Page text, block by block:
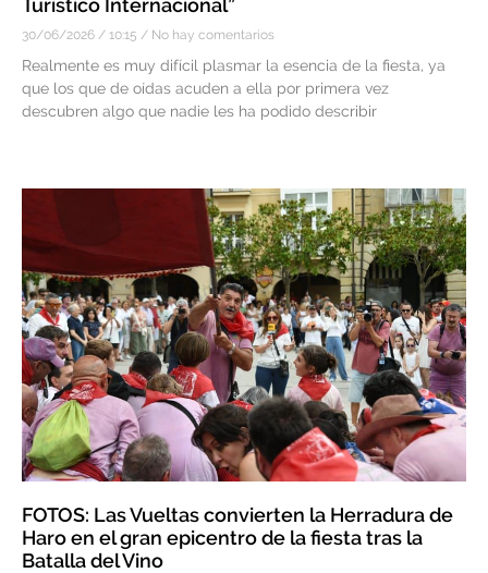
30/06/2026 10:15 No hay comentarios
Realmente es muy difícil plasmar la esencia de la fiesta, ya
que los que de oídas acuden a ella por primera vez
descubren algo que nadie les ha podido describir
FOTOS: Las Vueltas convierten la Herradura de
Haro en el gran epicentro de la fiesta tras la
Batalla del Vino